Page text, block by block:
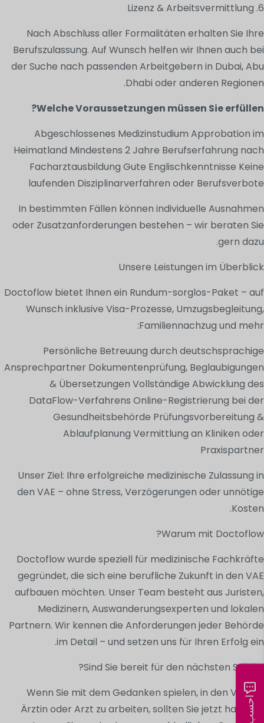
6. Lizenz & Arbeitsvermittlung
Nach Abschluss aller Formalitäten erhalten Sie Ihre
Berufszulassung. Auf Wunsch helfen wir Ihnen auch bei
der Suche nach passenden Arbeitgebern in Dubai, Abu
Dhabi oder anderen Regionen.
Welche Voraussetzungen müssen Sie erfüllen?
Abgeschlossenes Medizinstudium Approbation im
Heimatland Mindestens 2 Jahre Berufserfahrung nach
Facharztausbildung Gute Englischkenntnisse Keine
laufenden Disziplinarverfahren oder Berufsverbote
In bestimmten Fällen können individuelle Ausnahmen
oder Zusatzanforderungen bestehen – wir beraten Sie
gern dazu.
Unsere Leistungen im Überblick
Doctoflow bietet Ihnen ein Rundum-sorglos-Paket – auf
Wunsch inklusive Visa-Prozesse, Umzugsbegleitung,
Familiennachzug und mehr:
Persönliche Betreuung durch deutschsprachige
Ansprechpartner Dokumentenprüfung, Beglaubigungen
& Übersetzungen Vollständige Abwicklung des
DataFlow-Verfahrens Online-Registrierung bei der
Gesundheitsbehörde Prüfungsvorbereitung &
Ablaufplanung Vermittlung an Kliniken oder
Praxispartner
Unser Ziel: Ihre erfolgreiche medizinische Zulassung in
den VAE – ohne Stress, Verzögerungen oder unnötige
Kosten.
Warum mit Doctoflow?
Doctoflow wurde speziell für medizinische Fachkräfte
gegründet, die sich eine berufliche Zukunft in den VAE
aufbauen möchten. Unser Team besteht aus Juristen,
Medizinern, Auswanderungsexperten und lokalen
Partnern. Wir kennen die Anforderungen jeder Behörde
im Detail – und setzen uns für Ihren Erfolg ein.
Sind Sie bereit für den nächsten Schritt?
Wenn Sie mit dem Gedanken spielen, in den VAE als
Ärztin oder Arzt zu arbeiten, sollten Sie jetzt handeln.